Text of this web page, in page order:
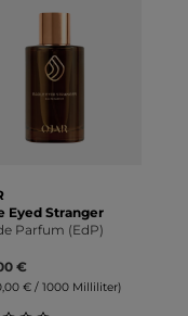
Eyed Stranger
Parfum (EdP)
€
€ / 1000 Milliliter)